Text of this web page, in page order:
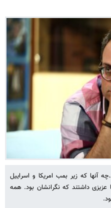
که زیر بمب امریکا و اسراییل
عزیزی داشتند که نگرانشان بود. همه